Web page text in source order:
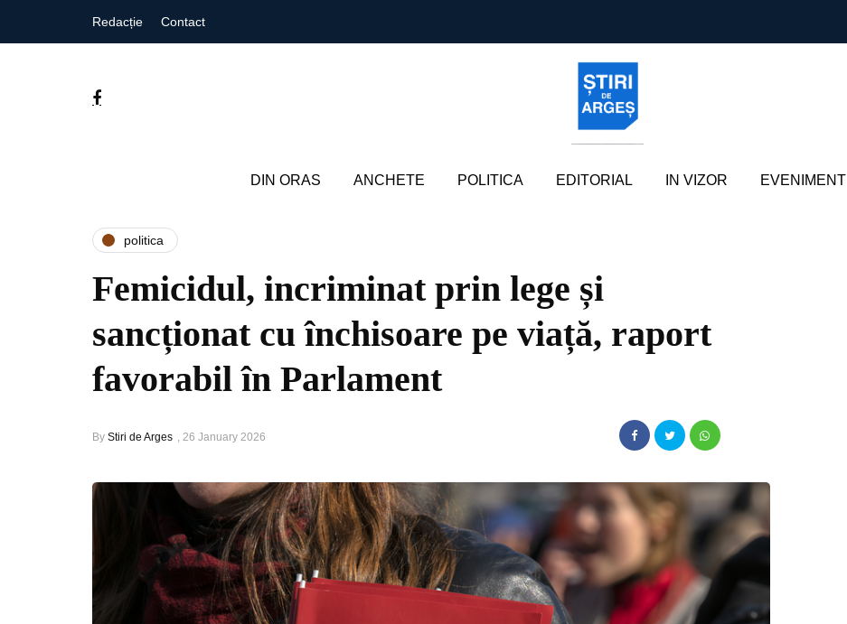
Redacție Contact
DIN ORAS ANCHETE POLITICA EDITORIAL IN VIZOR EVENIMENT
politica
Femicidul, incriminat prin lege și
sancționat cu închisoare pe viață, raport
favorabil în Parlament
By Stiri de Arges , 26 January 2026